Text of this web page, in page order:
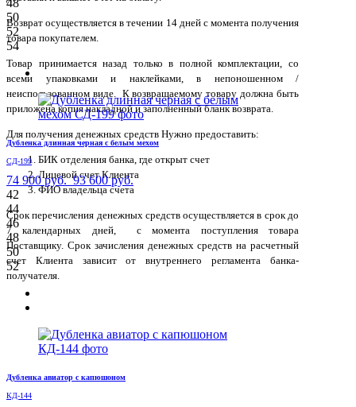
Возврат осуществляется в течении 14 дней с момента получения
товара покупателем.
Товар принимается назад только в полной комплектации, со
всеми упаковками и наклейками, в непоношенном /
неиспользованном виде. К возвращаемому товару должна быть
приложена копия накладной и заполненный бланк возврата.
Для получения денежных средств Нужно предоставить:
БИК отделения банка, где открыт счет
Лицевой счет Клиента
ФИО владельца счета
Срок перечисления денежных средств осуществляется в срок до
7 календарных дней, с момента поступления товара
Поставщику. Срок зачисления денежных средств на расчетный
счет Клиента зависит от внутреннего регламента банка-
получателя.
48
50
52
54
Дубленка длинная черная с белым мехом
СД-199
74 900 руб. 93 600 руб.
42
44
46
48
50
52
Дубленка авиатор с капюшоном
КД-144